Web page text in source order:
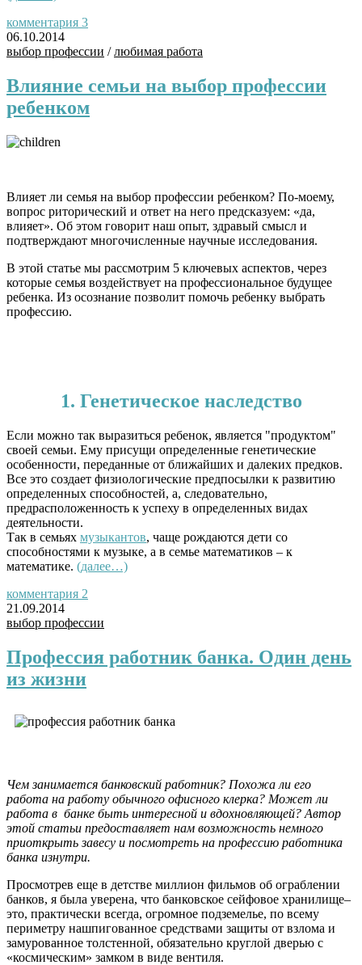
комментария 3
06.10.2014
выбор профессии /любимая работа
Влияние семьи на выбор профессии
ребенком
Влияет ли семья на выбор профессии ребенком? По-моему,
вопрос риторический и ответ на него предсказуем: «да,
влияет». Об этом говорит наш опыт, здравый смысл и
подтверждают многочисленные научные исследования.
В этой статье мы рассмотрим 5 ключевых аспектов, через
которые семья воздействует на профессиональное будущее
ребенка. Из осознание позволит помочь ребенку выбрать
профессию.
1. Генетическое наследство
Если можно так выразиться ребенок, является "продуктом"
своей семьи. Ему присущи определенные генетические
особенности, переданные от ближайших и далеких предков.
Все это создает физиологические предпосылки к развитию
определенных способностей, а, следовательно,
предрасположенность к успеху в определенных видах
деятельности.
Так в семьях музыкантов, чаще рождаются дети со
способностями к музыке, а в семье математиков – к
математике. (далее…)
комментария 2
21.09.2014
выбор профессии
Профессия работник банка. Один день
из жизни
Чем занимается банковский работник? Похожа ли его
работа на работу обычного офисного клерка? Может ли
работа в банке быть интересной и вдохновляющей? Автор
этой статьи предоставляет нам возможность немного
приоткрыть завесу и посмотреть на профессию работника
банка изнутри.
Просмотрев еще в детстве миллион фильмов об ограблении
банков, я была уверена, что банковское сейфовое хранилище–
это, практически всегда, огромное подземелье, по всему
периметру нашпигованное средствами защиты от взлома и
замурованное толстенной, обязательно круглой дверью с
«космическим» замком в виде вентиля.